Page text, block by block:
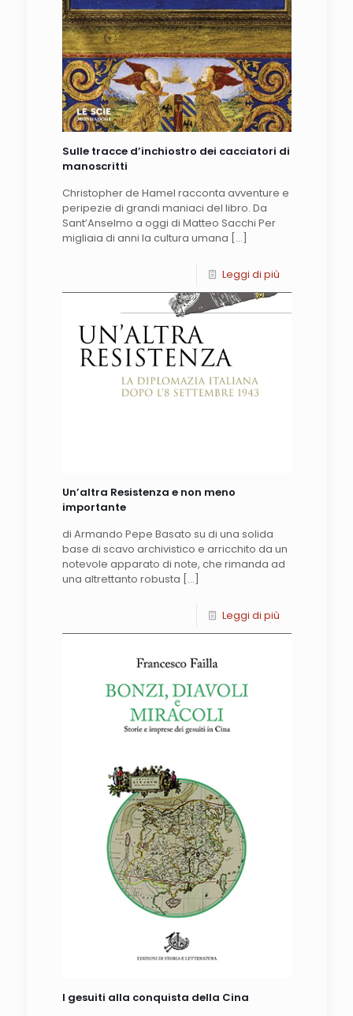
Sulle tracce d’inchiostro dei cacciatori di
manoscritti
Christopher de Hamel racconta avventure e
peripezie di grandi maniaci del libro. Da
Sant’Anselmo a oggi di Matteo Sacchi Per
migliaia di anni la cultura umana […]
Leggi di più
Un’altra Resistenza e non meno
importante
di Armando Pepe Basato su di una solida
base di scavo archivistico e arricchito da un
notevole apparato di note, che rimanda ad
una altrettanto robusta […]
Leggi di più
I gesuiti alla conquista della Cina